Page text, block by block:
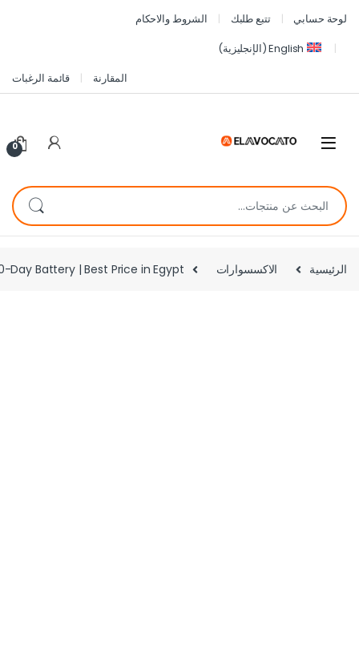
لوحة حسابي تتبع طلبك
الشروط والاحكام
English
(الإنجليزية)
المقارنة
قائمة الرغبات
0
الرئيسية الاكسسوارات Day Battery | Best Price in Egypt